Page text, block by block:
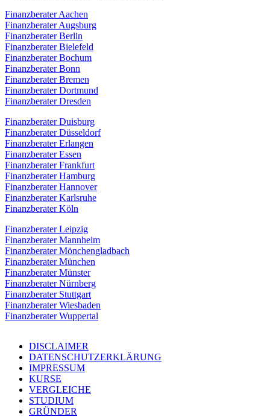
Finanzberater Aachen
Finanzberater Augsburg
Finanzberater Berlin
Finanzberater Bielefeld
Finanzberater Bochum
Finanzberater Bonn
Finanzberater Bremen
Finanzberater Dortmund
Finanzberater Dresden
Finanzberater Duisburg
Finanzberater Düsseldorf
Finanzberater Erlangen
Finanzberater Essen
Finanzberater Frankfurt
Finanzberater Hamburg
Finanzberater Hannover
Finanzberater Karlsruhe
Finanzberater Köln
Finanzberater Leipzig
Finanzberater Mannheim
Finanzberater Mönchengladbach
Finanzberater München
Finanzberater Münster
Finanzberater Nürnberg
Finanzberater Stuttgart
Finanzberater Wiesbaden
Finanzberater Wuppertal
DISCLAIMER
DATENSCHUTZERKLÄRUNG
IMPRESSUM
KURSE
VERGLEICHE
STUDIUM
GRÜNDER